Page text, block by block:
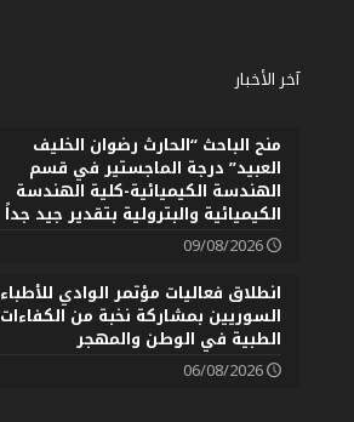
آخر الأخبار
منح الباحث “الحارث رضوان الخليف
العبيد” درجة الماجستير في قسم
الهندسة الكيميائية-كلية الهندسة
الكيميائية والبترولية بتقدير جيد جداً
09/08/2026
انطلاق فعاليات مؤتمر الوادي للأطباء
السوريين بمشاركة نخبة من الكفاءات
الطبية في الوطن والمهجر
06/08/2026